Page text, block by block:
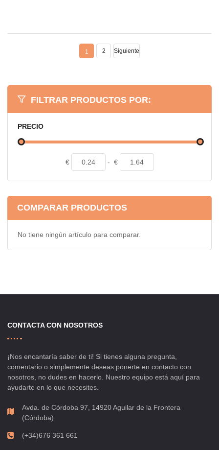
1 2 Siguiente
FILTRAR PRODUCTOS POR:
PRECIO
€ - €
COMPARAR PRODUCTOS
No tiene ningún artículo para comparar.
CONTACTA CON NOSOTROS
¡Nos encantaría saber de ti! Si tienes alguna pregunta,
comentario o simplemente deseas ponerte en contacto con
nosotros, no dudes en hacerlo. Nuestro equipo está aquí para
ayudarte en lo que necesites.
Avda. de Córdoba 97, 14920 Aguilar de la Frontera
(Córdoba)
(+34)676 361 661